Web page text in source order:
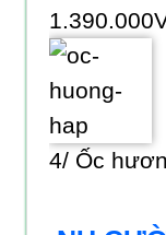
4/ Ốc